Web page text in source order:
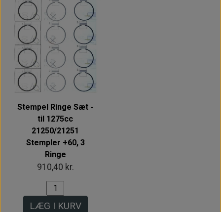
Stempel Ringe Sæt -
til 1275cc
21250/21251
Stempler +60, 3
Ringe
910,40 kr.
LÆG I KURV